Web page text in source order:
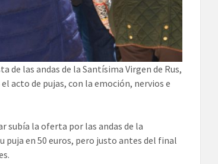
de las andas de la Santísima Virgen de Rus,
acto de pujas, con la emoción, nervios e
subía la oferta por las andas de la
puja en 50 euros, pero justo antes del final